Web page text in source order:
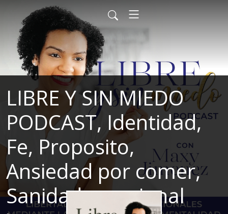
LIBRE Y SIN MIEDO
PODCAST, Identidad,
Fe, Proposito,
Ansiedad por comer,
Sanidad emocional